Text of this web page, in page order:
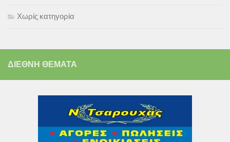
Χωρίς κατηγορία
ΔΙΕΘΝΗ ΘΕΜΑΤΑ